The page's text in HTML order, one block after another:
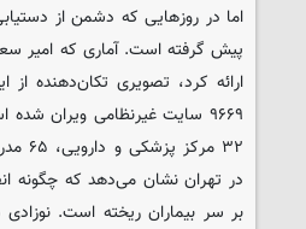
اما در روزهایی که دشمن از
پیش گرفته است. آماری که امیر
در تهران نشان می‌دهد که چگونه
بر سر بیماران ریخته است.